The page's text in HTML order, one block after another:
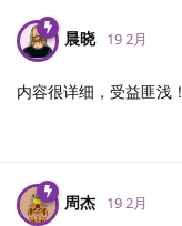
晨晓 19 2月
内容很详细，受益匪浅！
周杰 19 2月